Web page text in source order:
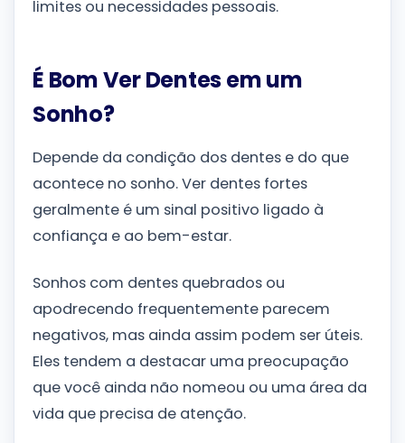
limites ou necessidades pessoais.
É Bom Ver Dentes em um
Sonho?
Depende da condição dos dentes e do que
acontece no sonho. Ver dentes fortes
geralmente é um sinal positivo ligado à
confiança e ao bem-estar.
Sonhos com dentes quebrados ou
apodrecendo frequentemente parecem
negativos, mas ainda assim podem ser úteis.
Eles tendem a destacar uma preocupação
que você ainda não nomeou ou uma área da
vida que precisa de atenção.